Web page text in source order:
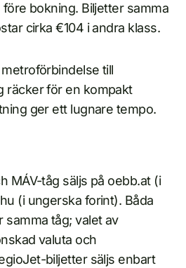
bokning. Biljetter samma
cirka €104 i andra klass.
till
räcker för en kompakt
ger ett lugnare tempo.
MÁV-tåg säljs på oebb.at (i
(i ungerska forint). Båda
tåg; valet av
valuta och
biljetter säljs enbart